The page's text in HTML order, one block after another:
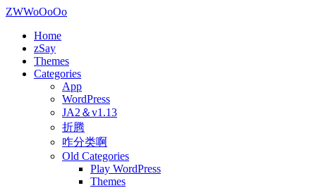
ZWWoOoOo
Home
zSay
Themes
Categories
App
WordPress
JA2＆v1.13
折腾
咋分类啊
Old Categories
Play WordPress
Themes